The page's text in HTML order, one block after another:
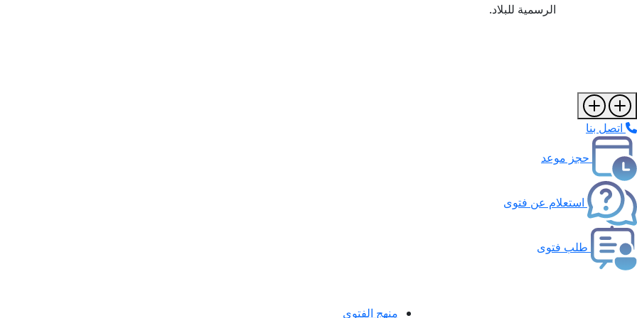
الرسمية للبلاد.
اتصل بنا
حجز موعد
استعلام عن فتوى
طلب فتوى
منهج الفتوى